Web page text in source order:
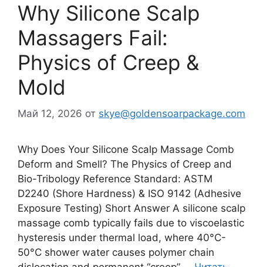
Why Silicone Scalp
Massagers Fail:
Physics of Creep &
Mold
Май 12, 2026 от skye@goldensoarpackage.com
Why Does Your Silicone Scalp Massage Comb
Deform and Smell? The Physics of Creep and
Bio-Tribology Reference Standard: ASTM
D2240 (Shore Hardness) & ISO 9142 (Adhesive
Exposure Testing) Short Answer A silicone scalp
massage comb typically fails due to viscoelastic
hysteresis under thermal load, where 40°C-
50°C shower water causes polymer chain